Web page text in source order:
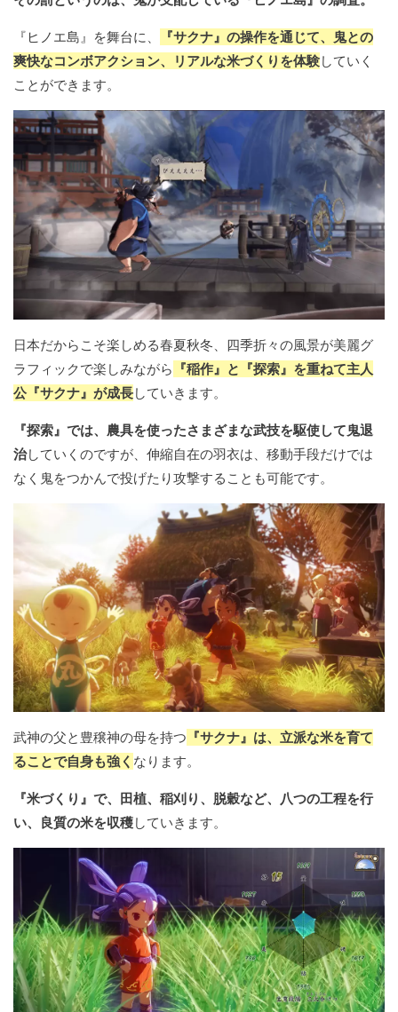
『ヒノエ島』を舞台に、
『サクナ』の操作を通じて、鬼との
爽快なコンボアクション、リアルな米づくりを体験していく
ことができます。
日本だからこそ楽しめる春夏秋冬、四季折々の風景が美麗グ
ラフィックで楽しみながら 『稲作』と『探索』を重ねて主人
公『サクナ』が成長していきます。
『探索』では、農具を使ったさまざまな武技を駆使して鬼退
治していくのですが、伸縮自在の羽衣は、移動手段だけでは
なく鬼をつかんで投げたり攻撃することも可能です。
武神の父と豊穣神の母を持つ 『サクナ』は、立派な米を育て
ることで自身も強く なります。
『米づくり』で、田植、稲刈り、脱穀など、八つの工程を行
い、良質の米を収穫していきます。